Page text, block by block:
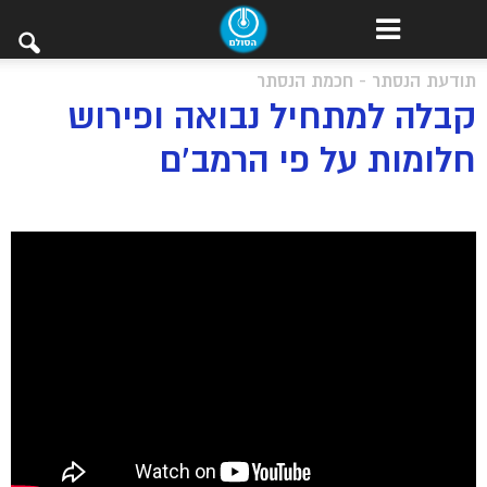
תודעת הנסתר - חכמת הנסתר
קבלה למתחיל נבואה ופירוש
חלומות על פי הרמב’ם